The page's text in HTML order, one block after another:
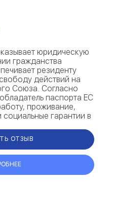
юридическую
гражданства
резиденту
действий на
Союза. Согласно
паспорта ЕС
проживание,
гарантии в
Получив румынск...
ОТЗЫВ